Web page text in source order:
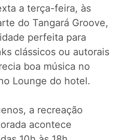
a terça-feira, às
do Tangará Groove,
perfeita para
clássicos ou autorais
boa música no
Lounge do hotel.
a recreação
acontece